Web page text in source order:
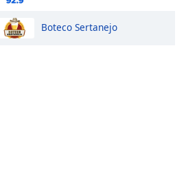
Boteco Sertanejo